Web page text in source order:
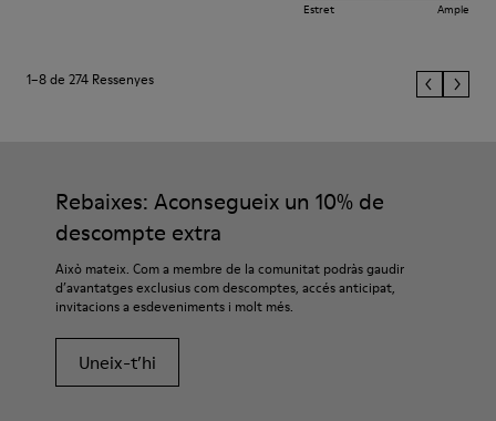
Estret Ample
1–8 de 274 Ressenyes
Rebaixes: Aconsegueix un 10% de
descompte extra
Això mateix. Com a membre de la comunitat podràs gaudir
d’avantatges exclusius com descomptes, accés anticipat,
invitacions a esdeveniments i molt més.
Uneix-t’hi